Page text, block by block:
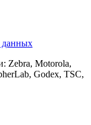
данных
Zebra, Motorola,
Godex, TSC,